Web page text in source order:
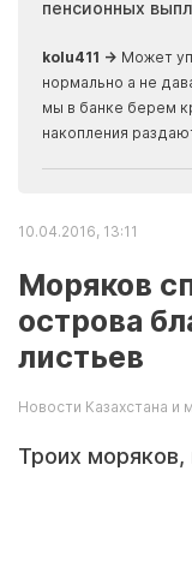
пенсионных
kolu411 → Может
нормально а не
мы в банке берем
накопления
10.04.2016, 13:11
Моряков
острова
листьев
Новости Казахстана и
Троих